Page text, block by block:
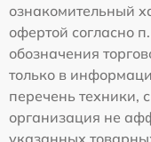
ознакомительный
офертой согласно
обозначения
только в
перечень техники,
организация не